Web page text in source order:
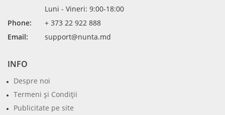
Luni - Vineri: 9:00-18:00
Phone:
+ 373 22 922 888
Email:
support@nunta.md
INFO
Despre noi
Termeni şi Condiţii
Publicitate pe site